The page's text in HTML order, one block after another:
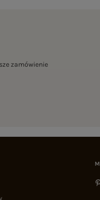
zamówienie